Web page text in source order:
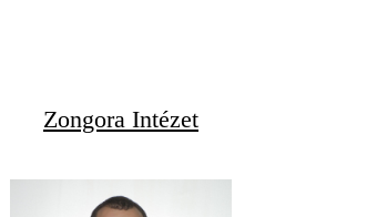
Zongora Intézet